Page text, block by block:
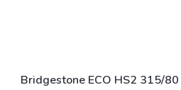
Bridgestone ECO HS2 315/